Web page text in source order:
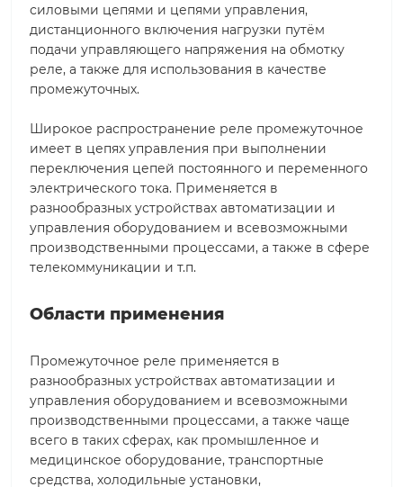
силовыми цепями и цепями управления,
дистанционного включения нагрузки путём
подачи управляющего напряжения на обмотку
реле, а также для использования в качестве
промежуточных.
Широкое распространение реле промежуточное
имеет в цепях управления при выполнении
переключения цепей постоянного и переменного
электрического тока. Применяется в
разнообразных устройствах автоматизации и
управления оборудованием и всевозможными
производственными процессами, а также в сфере
телекоммуникации и т.п.
Области применения
Промежуточное реле применяется в
разнообразных устройствах автоматизации и
управления оборудованием и всевозможными
производственными процессами, а также чаще
всего в таких сферах, как промышленное и
медицинское оборудование, транспортные
средства, холодильные установки,